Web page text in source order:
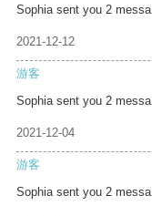
Sophia sent you 2 messa
2021-12-12
游客
Sophia sent you 2 messa
2021-12-04
游客
Sophia sent you 2 messa